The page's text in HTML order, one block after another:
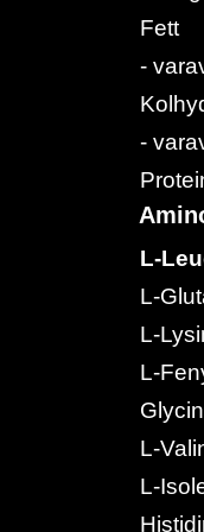
Fett
-
-
L-
L-
L-
L-
Glycin
L-
L-